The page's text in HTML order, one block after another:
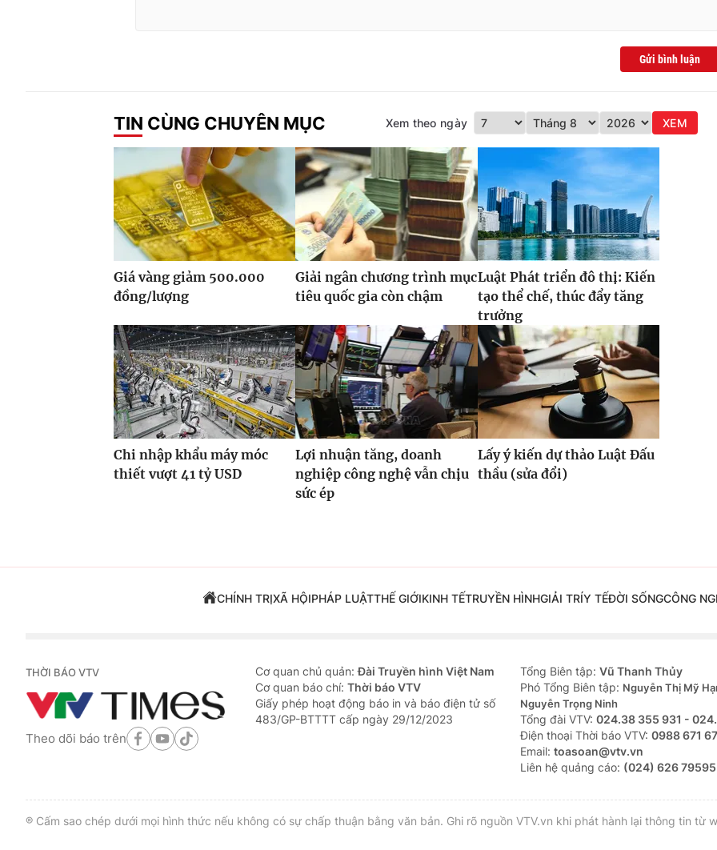
Gửi bình luận
TIN CÙNG CHUYÊN MỤC Xem theo ngày XEM
Giá vàng giảm 500.000
đồng/lượng
Giải ngân chương trình mục
tiêu quốc gia còn chậm
Luật Phát triển đô thị: Kiến
tạo thể chế, thúc đẩy tăng
trưởng
Chi nhập khẩu máy móc
thiết vượt 41 tỷ USD
Lợi nhuận tăng, doanh
nghiệp công nghệ vẫn chịu
sức ép
Lấy ý kiến dự thảo Luật Đấu
thầu (sửa đổi)
CHÍNH TRỊXÃ HỘIPHÁP LUẬTTHẾ GIỚIKINH TẾTRUYỀN HÌNHGIẢI TRÍY TẾĐỜI SỐNGCÔNG
THỜI BÁO VTV
Theo dõi báo trên
Cơ quan chủ quản:Đài Truyền hình Việt Nam
Cơ quan báo chí: Thời báo VTV
Giấy phép hoạt động báo in và báo điện tử số
483/GP-BTTTT cấp ngày 29/12/2023
Tổng Biên tập: Vũ Thanh Thủy
Phó Tổng Biên tập: Nguyễn Thị Mỹ
Nguyễn Trọng Ninh
Tổng đài VTV: 024.38 355 931 -
Ðiện thoại Thời báo VTV: 0988 671
Email: toasoan@vtv.vn
Liên hệ quảng cáo: (024) 626 79595
® Cấm sao chép dưới mọi hình thức nếu không có sự chấp thuận bằng văn bản. Ghi rõ nguồn VTV.vn khi phát hành lại thông tin từ